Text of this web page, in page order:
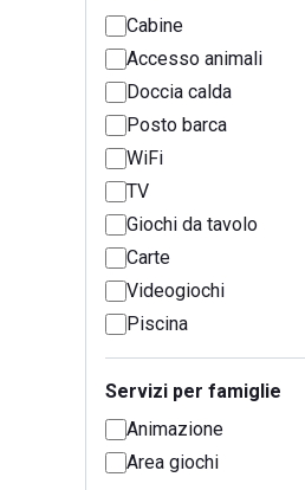
Cabine
Accesso animali
Doccia calda
Posto barca
WiFi
TV
Giochi da tavolo
Carte
Videogiochi
Piscina
Servizi per famiglie
Animazione
Area giochi